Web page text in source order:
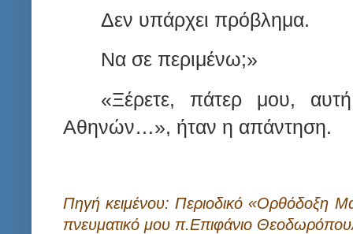
Δεν υπάρχει πρόβλημα.
Να σε περιμένω;»
«Ξέρετε, πάτερ μου,
Αθηνών…», ήταν η απάντηση.
Πηγή κειμένου: Περιοδικό «Ορθόδοξη
πνευματικό μου π.Επιφάνιο